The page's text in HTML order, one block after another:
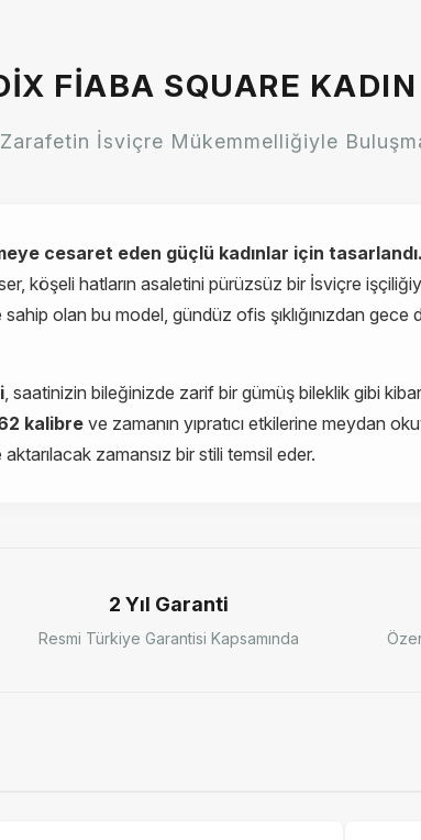
FIABA SQUARE
İsviçre Mükemmelliğiyle
cesaret eden güçlü kadınlar için tasarlandı.
köşeli hatların asaletini pürüzsüz bir İsviçre
olan bu model, gündüz ofis şıklığınızdan gece
, saatinizin bileğinizde zarif bir gümüş bileklik gibi
kalibre ve zamanın yıpratıcı etkilerine meydan
zamansız bir stili temsil eder.
2 Yıl Garanti
Resmi Türkiye Garantisi Kapsamında